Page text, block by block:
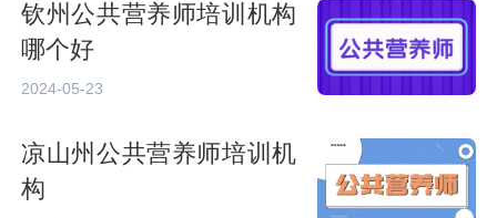
钦州公共营养师培训机构
哪个好
2024-05-23
凉山州公共营养师培训机
构